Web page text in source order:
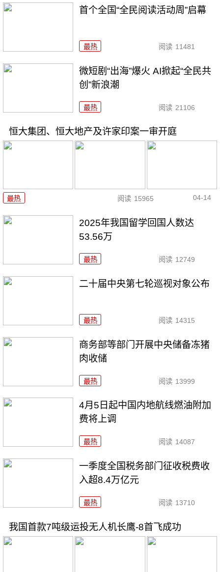
首个全国“全民阅读活动周”启幕
最热 阅读 11481
微短剧“出海”爆火 AI掀起“全民共
创”新浪潮
最热 阅读 21106
恒大集团、恒大地产及许家印案一审开庭
最热 阅读 15965 04-14
2025年我国留学回国人数达
53.56万
最热 阅读 12749
二十届中央第七轮巡视对象公布
最热 阅读 14315
商务部等部门开展中央储备冻猪
肉收储
最热 阅读 13999
4月5日起中国内地航线燃油附加
费将上调
最热 阅读 14087
一季度全国税务部门征收税费收
入超8.4万亿元
最热 阅读 13710
我国首款7吨级运投无人机长鹰-8首飞成功